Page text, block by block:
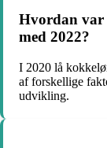
Hvordan var
med 2022?
I 2020 lå
af forskellige
udvikling.